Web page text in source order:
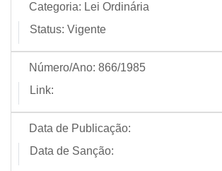
Categoria: Lei Ordinária
Status: Vigente
Número/Ano: 866/1985
Link:
Data de Publicação:
Data de Sanção: